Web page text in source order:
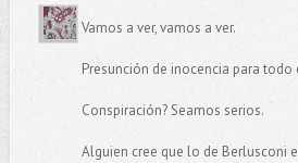
Vamos a ver, vamos a ver.
Presunción de inocencia para
Conspiración? Seamos serios.
Alguien cree que lo de Berlusconi